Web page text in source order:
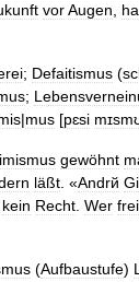
vorAugen
; Defaitismus (
;
|mus [pɛsi
gewöhnt
läßt . «Andrй
kein Recht Wer
(Aufbaustufe)